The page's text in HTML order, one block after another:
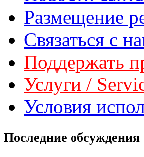
Размещение
Связаться с
Поддержать
Услуги /
Условия
Последние обсуждения